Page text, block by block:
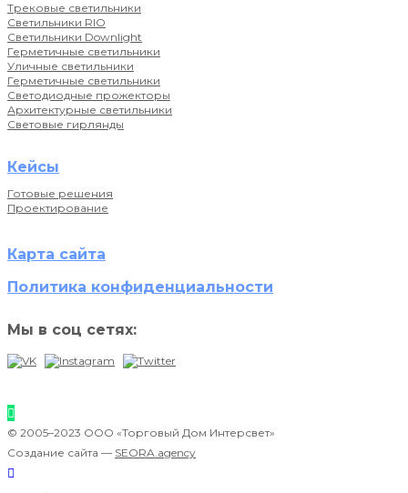
Трековые светильники
Светильники RIO
Светильники Downlight
Герметичные светильники
Уличные светильники
Герметичные светильники
Светодиодные прожекторы
Архитектурные светильники
Световые гирлянды
Кейсы
Готовые решения
Проектирование
Карта сайта
Политика конфиденциальности
Мы в соц сетях:
© 2005–2023 ООО «Торговый Дом Интерсвет»
Создание сайта — SEORA.agency